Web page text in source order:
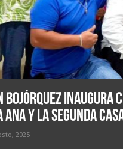
Bojórquez inaugura
Ana y la segunda
2025